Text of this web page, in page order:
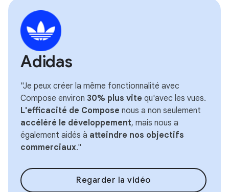
Adidas
"Je peux créer la même fonctionnalité avec
Compose environ 30% plus vite qu'avec les vues.
L'efficacité de Compose nous a non seulement
accéléré le développement, mais nous a
également aidés à atteindre nos objectifs
commerciaux."
Regarder la vidéo